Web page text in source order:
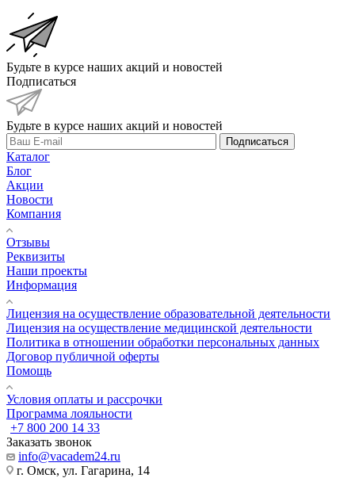
Будьте в курсе наших акций и новостей
Подписаться
Будьте в курсе наших акций и новостей
Подписаться
Каталог
Блог
Акции
Новости
Компания
Отзывы
Реквизиты
Наши проекты
Информация
Лицензия на осуществление образовательной деятельности
Лицензия на осуществление медицинской деятельности
Политика в отношении обработки персональных данных
Договор публичной оферты
Помощь
Условия оплаты и рассрочки
Программа лояльности
+7 800 200 14 33
Заказать звонок
info@vacadem24.ru
г. Омск, ул. Гагарина, 14